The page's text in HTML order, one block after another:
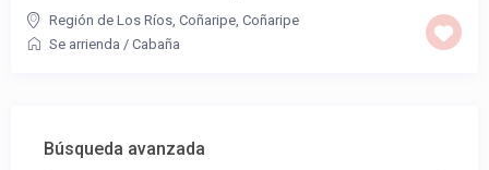
Región de Los Ríos, Coñaripe ,Coñaripe
Se arrienda /Cabaña
Búsqueda avanzada